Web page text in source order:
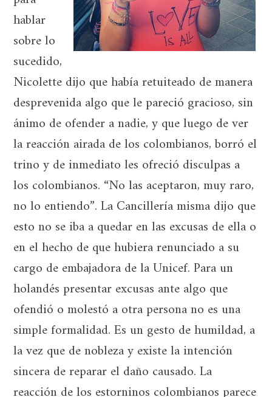
hablar
sobre lo
sucedido,
Nicolette dijo que había retuiteado de manera
desprevenida algo que le pareció gracioso, sin
ánimo de ofender a nadie, y que luego de ver
la reacción airada de los colombianos, borró el
trino y de inmediato les ofreció disculpas a
los colombianos. “No las aceptaron, muy raro,
no lo entiendo”. La Cancillería misma dijo que
esto no se iba a quedar en las excusas de ella o
en el hecho de que hubiera renunciado a su
cargo de embajadora de la Unicef. Para un
holandés presentar excusas ante algo que
ofendió o molestó a otra persona no es una
simple formalidad. Es un gesto de humildad, a
la vez que de nobleza y existe la intención
sincera de reparar el daño causado. La